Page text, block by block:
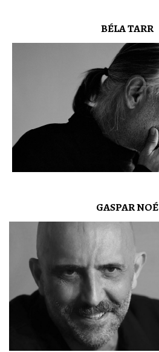
BÉLA TARR
GASPAR NOÉ